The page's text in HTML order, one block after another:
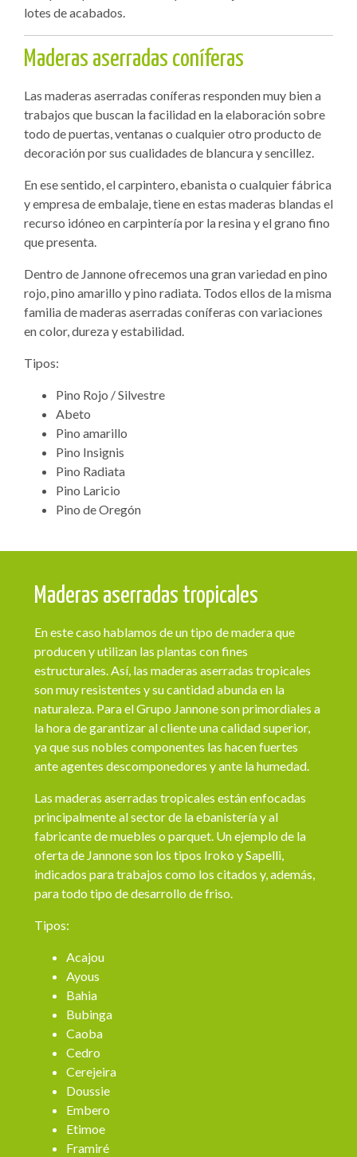
lotes de acabados.
Maderas aserradas coníferas
Las maderas aserradas coníferas responden muy bien a
trabajos que buscan la facilidad en la elaboración sobre
todo de puertas, ventanas o cualquier otro producto de
decoración por sus cualidades de blancura y sencillez.
En ese sentido, el carpintero, ebanista o cualquier fábrica
y empresa de embalaje, tiene en estas maderas blandas el
recurso idóneo en carpintería por la resina y el grano fino
que presenta.
Dentro de Jannone ofrecemos una gran variedad en pino
rojo, pino amarillo y pino radiata. Todos ellos de la misma
familia de maderas aserradas coníferas con variaciones
en color, dureza y estabilidad.
Tipos:
Pino Rojo / Silvestre
Abeto
Pino amarillo
Pino Insignis
Pino Radiata
Pino Laricio
Pino de Oregón
Maderas aserradas tropicales
En este caso hablamos de un tipo de madera que
producen y utilizan las plantas con fines
estructurales. Así, las maderas aserradas tropicales
son muy resistentes y su cantidad abunda en la
naturaleza. Para el Grupo Jannone son primordiales a
la hora de garantizar al cliente una calidad superior,
ya que sus nobles componentes las hacen fuertes
ante agentes descomponedores y ante la humedad.
Las maderas aserradas tropicales están enfocadas
principalmente al sector de la ebanistería y al
fabricante de muebles o parquet. Un ejemplo de la
oferta de Jannone son los tipos Iroko y Sapelli,
indicados para trabajos como los citados y, además,
para todo tipo de desarrollo de friso.
Tipos:
Acajou
Ayous
Bahia
Bubinga
Caoba
Cedro
Cerejeira
Doussie
Embero
Etimoe
Framiré